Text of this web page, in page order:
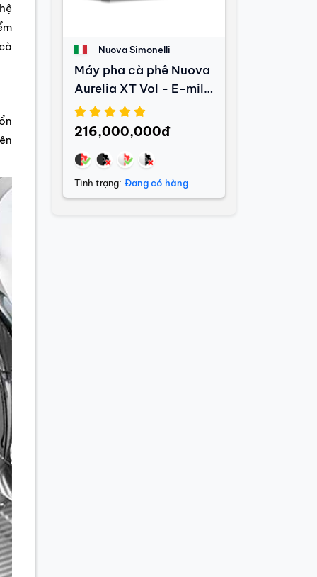
Nuova Simonelli
Máy pha cà phê Nuova
Aurelia XT Vol - E-milk
- Light
216,000,000đ
Tình trạng: Đang có hàng